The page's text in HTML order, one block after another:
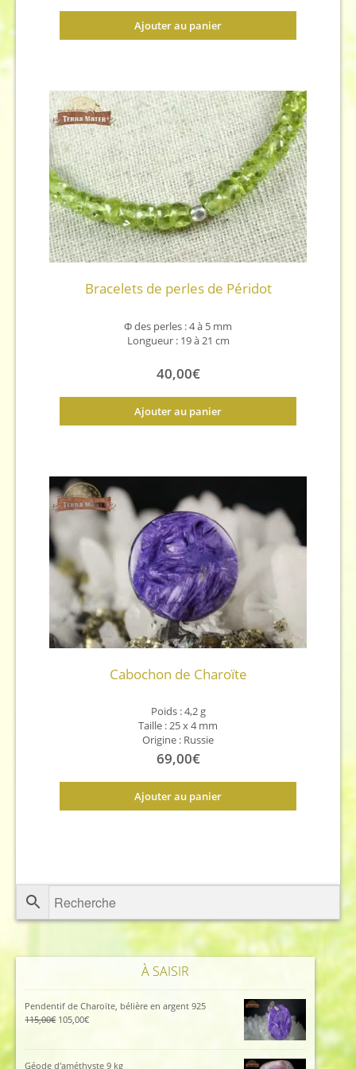
Ajouter au panier
Bracelets de perles de Péridot
Φdes perles : 4 à 5 mm
Longueur : 19 à 21 cm
40,00€
Ajouter au panier
Cabochon de Charoïte
Poids : 4,2 g
Taille : 25 x 4 mm
Origine : Russie
69,00€
Ajouter au panier
À SAISIR
Pendentif de Charoïte, bélière en argent 925
115,00€ Le
était :
105,00€Le
Géode d'améthyste 9 kg